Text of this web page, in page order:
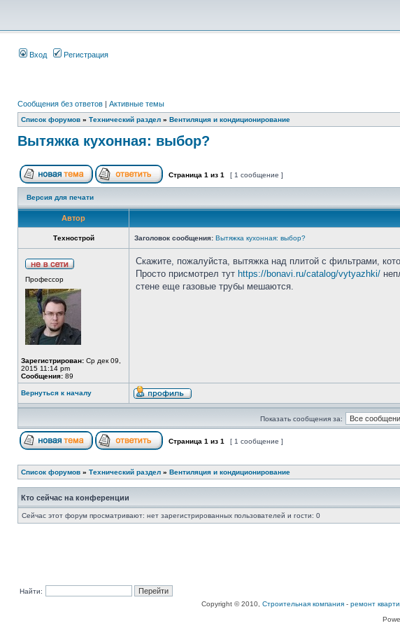
Вход Регистрация
Сообщения без ответов | Активные темы
Список форумов » Технический раздел » Вентиляция и кондиционирование
Вытяжка кухонная: выбор?
Страница 1 из 1 [ 1 сообщение ]
Версия для печати
Автор
Технострой Заголовок сообщения: Вытяжка кухонная: выбор?
Профессор
Зарегистрирован: Ср дек 09,
2015 11:14 pm
Сообщения: 89
Скажите, пожалуйста, вытяжка над плитой с фильтрами,
Просто присмотрел тут https://bonavi.ru/catalog/vytyazhki/
стене еще газовые трубы мешаются.
Вернуться к началу
Показать сообщения за:
Страница 1 из 1 [ 1 сообщение ]
Список форумов » Технический раздел » Вентиляция и кондиционирование
Кто сейчас на конференции
Сейчас этот форум просматривают: нет зарегистрированных пользователей и гости: 0
Найти:
Copyright © 2010, Строительная компания - ремонт